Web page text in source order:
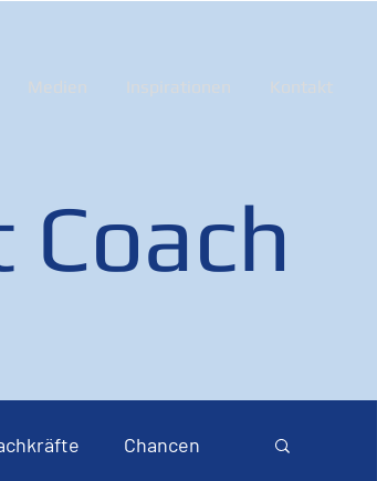
Medien Inspirationen Kontakt
Chancen